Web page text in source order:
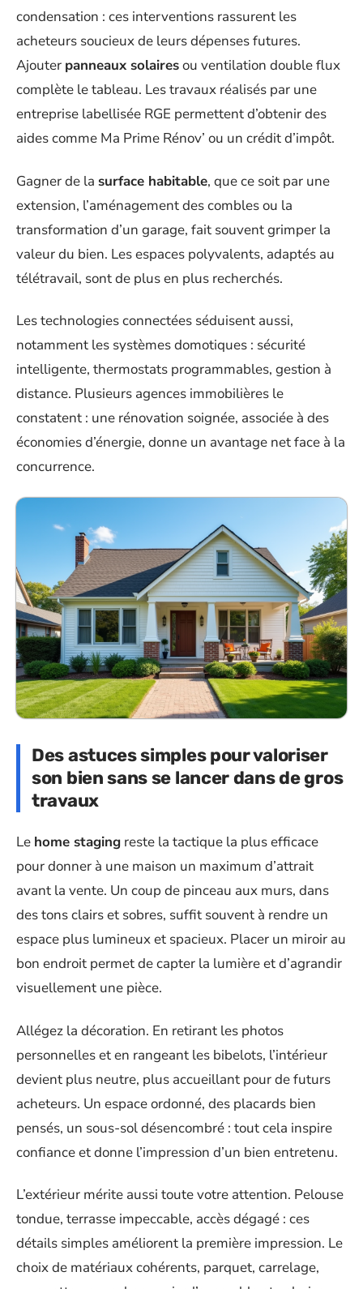
condensation : ces interventions rassurent les
acheteurs soucieux de leurs dépenses futures.
Ajouter panneaux solairesou ventilation double flux
complète le tableau. Les travaux réalisés par une
entreprise labellisée RGE permettent d’obtenir des
aides comme Ma Prime Rénov’ ou un crédit d’impôt.
Gagner de la surface habitable, que ce soit par une
extension, l’aménagement des combles ou la
transformation d’un garage, fait souvent grimper la
valeur du bien. Les espaces polyvalents, adaptés au
télétravail, sont de plus en plus recherchés.
Les technologies connectées séduisent aussi,
notamment les systèmes domotiques : sécurité
intelligente, thermostats programmables, gestion à
distance. Plusieurs agences immobilières le
constatent : une rénovation soignée, associée à des
économies d’énergie, donne un avantage net face à la
concurrence.
Des astuces simples pour valoriser
son bien sans se lancer dans de gros
travaux
Le home staging reste la tactique la plus efficace
pour donner à une maison un maximum d’attrait
avant la vente. Un coup de pinceau aux murs, dans
des tons clairs et sobres, suffit souvent à rendre un
espace plus lumineux et spacieux. Placer un miroir au
bon endroit permet de capter la lumière et d’agrandir
visuellement une pièce.
Allégez la décoration. En retirant les photos
personnelles et en rangeant les bibelots, l’intérieur
devient plus neutre, plus accueillant pour de futurs
acheteurs. Un espace ordonné, des placards bien
pensés, un sous-sol désencombré : tout cela inspire
confiance et donne l’impression d’un bien entretenu.
L’extérieur mérite aussi toute votre attention. Pelouse
tondue, terrasse impeccable, accès dégagé : ces
détails simples améliorent la première impression. Le
choix de matériaux cohérents, parquet, carrelage,